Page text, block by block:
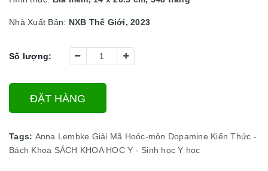
Nhà Xuất Bản: NXB Thế Giới, 2023
Số lượng:
ĐẶT HÀNG
Tags: Anna Lembke Giải Mã Hoóc-môn Dopamine Kiến Thức -
Bách Khoa SÁCH KHOA HỌC Y - Sinh học Y học